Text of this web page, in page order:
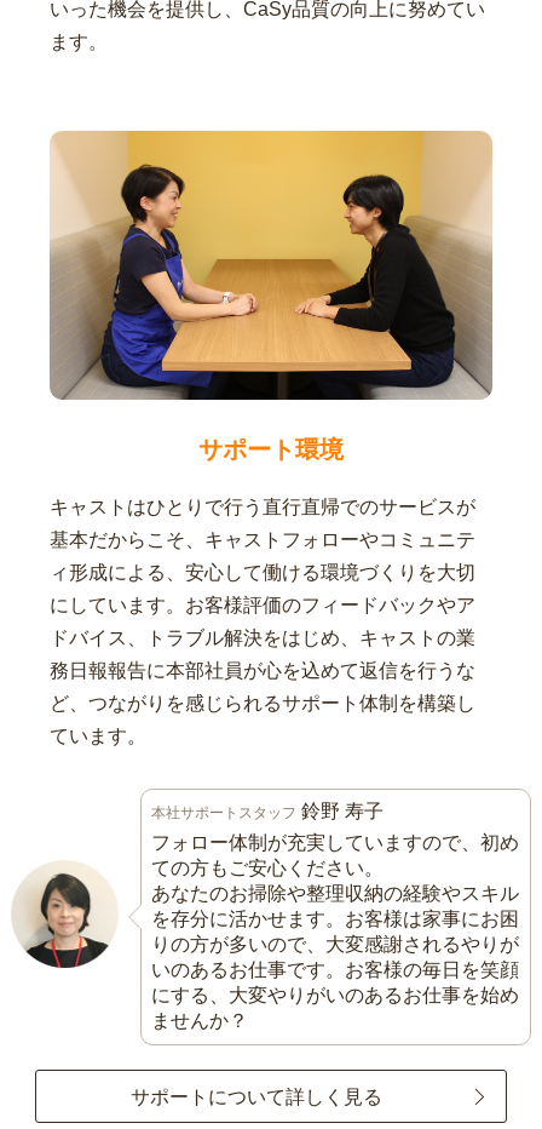
いった機会を提供し、CaSy品質の向上に努めてい
ます。
サポート環境
キャストはひとりで行う直行直帰でのサービスが
基本だからこそ、キャストフォローやコミュニテ
ィ形成による、安心して働ける環境づくりを大切
にしています。お客様評価のフィードバックやア
ドバイス、トラブル解決をはじめ、キャストの業
務日報報告に本部社員が心を込めて返信を行うな
ど、つながりを感じられるサポート体制を構築し
ています。
本社サポートスタッフ 鈴野 寿子
フォロー体制が充実していますので、初め
ての方もご安心ください。
あなたのお掃除や整理収納の経験やスキル
を存分に活かせます。お客様は家事にお困
りの方が多いので、大変感謝されるやりが
いのあるお仕事です。お客様の毎日を笑顔
にする、大変やりがいのあるお仕事を始め
ませんか？
サポートについて詳しく見る